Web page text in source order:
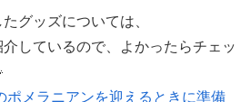
グッズについては、
しているので、よかったらチェッ
ポメラニアンを迎えるときに準備